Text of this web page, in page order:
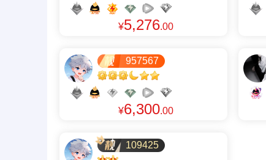
¥5,276.00
957567
¥6,300.00
109425